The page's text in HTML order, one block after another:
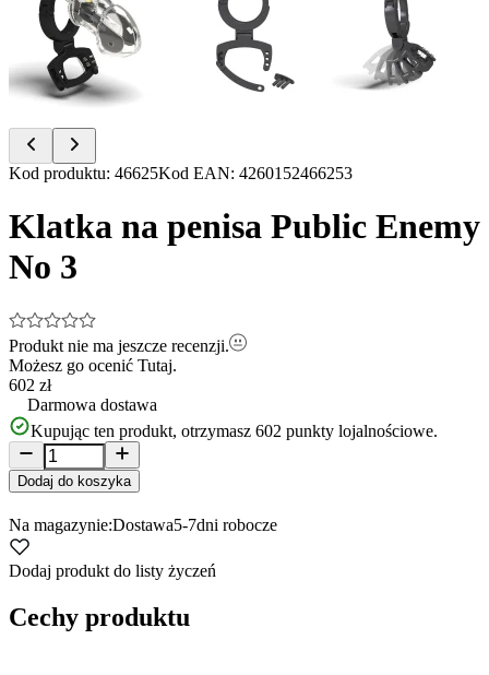
Item
of
11
Kod produktu: 46625Kod EAN: 4260152466253
Klatka na penisa Public Enemy
No 3
Produkt nie ma jeszcze recenzji.
Możesz go ocenić Tutaj.
602 zł
Darmowa dostawa
Kupując ten produkt, otrzymasz 602 punkty lojalnościowe.
Dodaj do koszyka
Na magazynie:Dostawa5-7dni robocze
Dodaj produkt do listy życzeń
Cechy produktu